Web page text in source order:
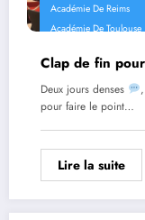
Académie De Reims
Académie De Toulouse
Clap de fin
Deux jours denses
pour faire le point…
Lire la suite